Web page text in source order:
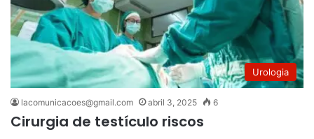
Urologia
lacomunicacoes@gmail.com abril 3, 2025 6
Cirurgia de testículo riscos